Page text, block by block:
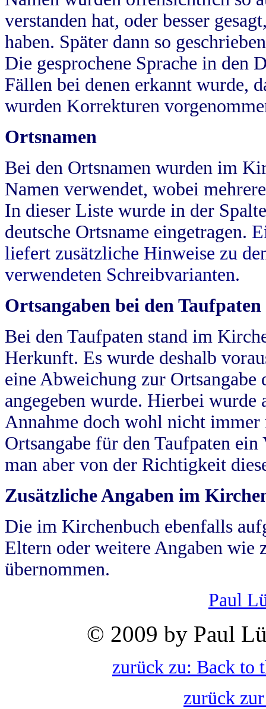
verstanden hat, oder besser
haben. Später dann so
Die gesprochene Sprache in
Fällen bei denen erkannt wurde,
wurden Korrekturen
Ortsnamen
Bei den Ortsnamen wurden im
Namen verwendet, wobei
In dieser Liste wurde in der
deutsche Ortsname eingetragen.
liefert zusätzliche Hinweise zu
verwendeten Schreibvarianten.
Ortsangaben bei den Taufpaten
Bei den Taufpaten stand im
Herkunft. Es wurde deshalb
eine Abweichung zur
angegeben wurde. Hierbei wurde
Annahme doch wohl nicht
Ortsangabe für den Taufpaten
man aber von der Richtigkeit
Zusätzliche Angaben im
Die im Kirchenbuch ebenfalls
Eltern oder weitere Angaben wie
übernommen.
Paul
© 2009 by Paul
zurück zu: Back to
zurück